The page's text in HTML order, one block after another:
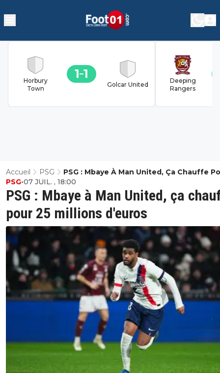
Horbury
Town
1 1
Golcar United
Deeping
Rangers
Accueil PSG
PSG : Mbaye À Man United, Ça Chauffe
Millions D'euros
PSG : Mbaye à Man United, ça
pour 25 millions d'euros
PSG•07 JUIL. , 18:00